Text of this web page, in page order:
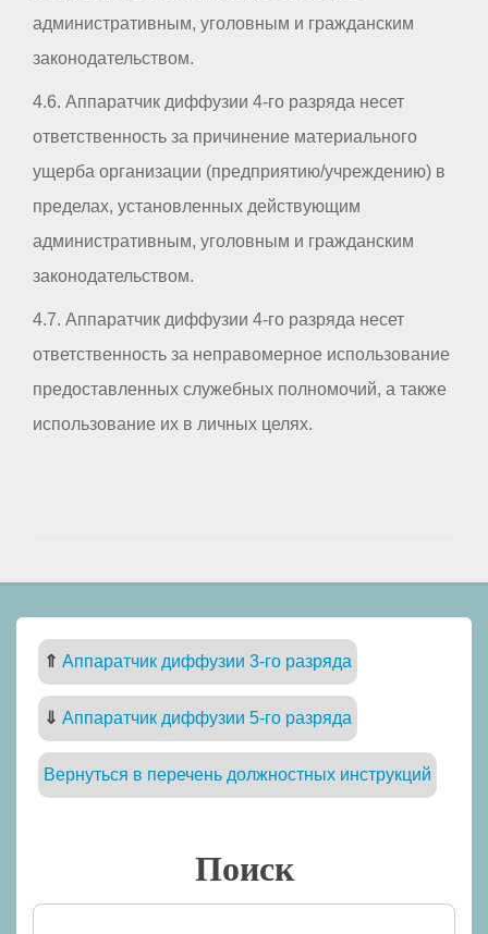
административным, уголовным и гражданским
законодательством.
4.6. Аппаратчик диффузии 4-го разряда несет
ответственность за причинение материального
ущерба организации (предприятию/учреждению) в
пределах, установленных действующим
административным, уголовным и гражданским
законодательством.
4.7. Аппаратчик диффузии 4-го разряда несет
ответственность за неправомерное использование
предоставленных служебных полномочий, а также
использование их в личных целях.
⇑ Аппаратчик диффузии 3-го разряда
⇓ Аппаратчик диффузии 5-го разряда
Вернуться в перечень должностных инструкций
Поиск